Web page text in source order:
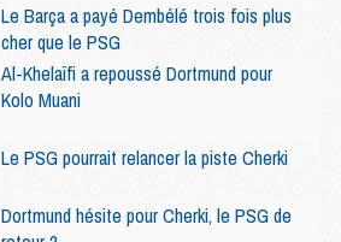
Le Barça a payé Dembélé trois fois plus
cher que le PSG
Al-Khelaïfi a repoussé Dortmund pour
Kolo Muani
Le PSG pourrait relancer la piste Cherki
Dortmund hésite pour Cherki, le PSG de